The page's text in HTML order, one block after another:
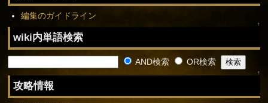
編集のガイドライン
↑
wiki内単語検索
AND検索 OR検索
↑
攻略情報